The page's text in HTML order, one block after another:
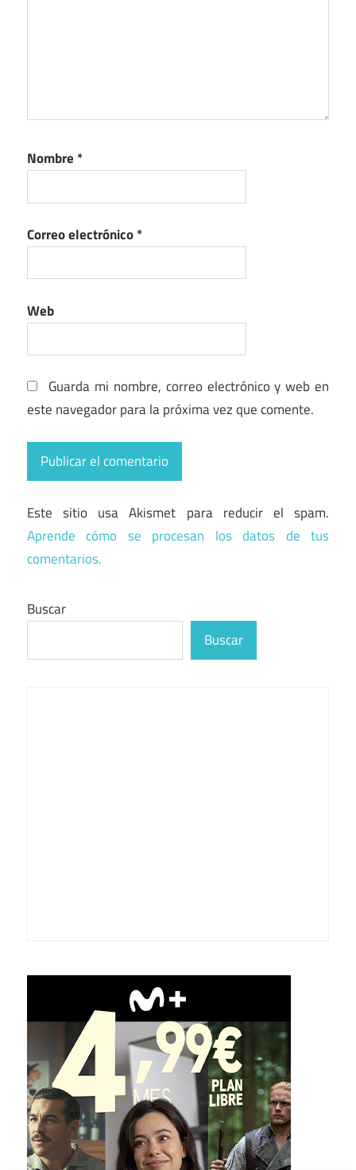
Nombre *
Correo electrónico*
Web
Guarda mi nombre, correo electrónico y web en
este navegador para la próxima vez que comente.
Este sitio usa Akismet para reducir el spam.
Aprende cómo se procesan los datos de tus
comentarios.
Buscar
Buscar